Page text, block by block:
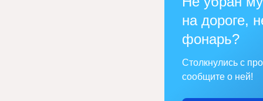
на дороге,
фонарь?
Столкнулись с
сообщите о ней!